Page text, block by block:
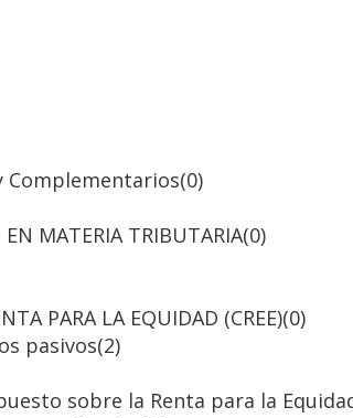
Complementarios(0)
MATERIA TRIBUTARIA(0)
PARA LA EQUIDAD (CREE)(0)
pasivos(2)
sobre la Renta para la Equidad